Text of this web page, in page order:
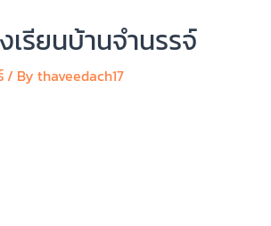
เรียนบ้านจำนรรจ์
/ By thaveedach17